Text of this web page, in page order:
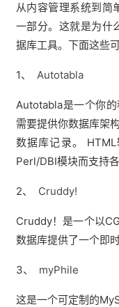
从内容管理系统到简
一部分。这就是为什
据库工具。下面这些
1、 Autotabla
Autotabla是一个你
需要提供你数据库架
数据库记录。
Perl/DBI模块而支持各
2、 Cruddy!
Cruddy！是一个以
数据库提供了一个即
3、 myPhile
这是一个可定制的